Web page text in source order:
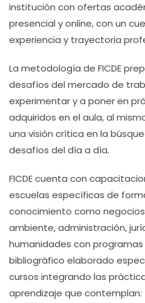
institución con ofertas
presencial y online, con un
experiencia y trayectoria
La metodología de FICDE
desafíos del mercado de
experimentar y a poner en
adquiridos en el aula, al
una visión crítica en la
desafíos del día a día.
FICDE cuenta con
escuelas específicas de
conocimiento como
ambiente, administración,
humanidades con
bibliográfico elaborado
cursos integrando las
aprendizaje que contemplan: